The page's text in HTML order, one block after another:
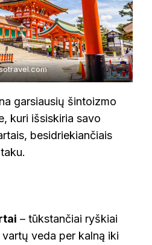
garsiausių šintoizmo
kuri išsiskiria savo
besidriekiančiais
– tūkstančiai ryškiai
veda per kalną iki